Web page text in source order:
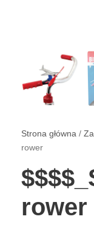
Strona główna /
rower
rower